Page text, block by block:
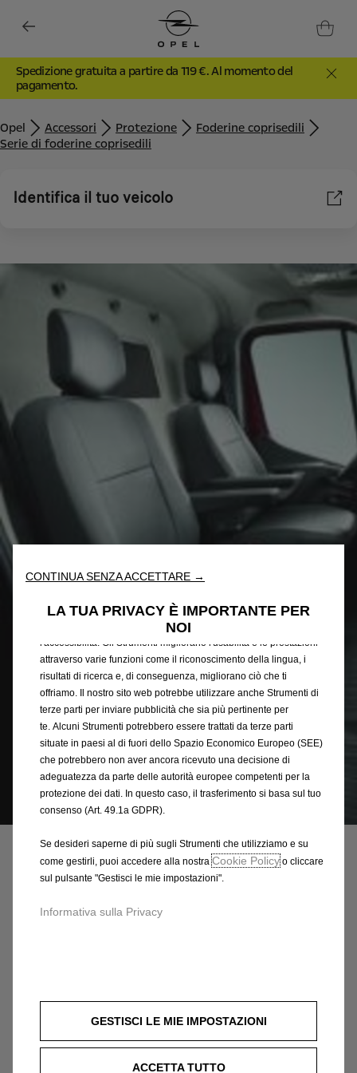
Spedizione gratuita a partire da 119 €. Al momento del
pagamento.
Opel Accessori Protezione
Foderine coprisedili
Serie di foderine coprisedili
Identifica il tuo veicolo
Codice 93167867
SERIE DI FODERINE
COPRISEDILI
AGGIUNGI AL CARRELLO
Compra ora, paga dopo
CONTINUA SENZA ACCETTARE →
LA TUA PRIVACY È IMPORTANTE PER
NOI
Utilizziamo cookie e/o altri strumenti di tracciamento (gli
nostro sito web. Essi ci consentono di fornirti funzionalità
fondamentali come la sicurezza, la gestione della rete e
l'accessibilità. Gli Strumenti migliorano l'usabilità e le prestazioni
attraverso varie funzioni come il riconoscimento della lingua, i
risultati di ricerca e, di conseguenza, migliorano ciò che ti
offriamo. Il nostro sito web potrebbe utilizzare anche Strumenti di
terze parti per inviare pubblicità che sia più pertinente per
te. Alcuni Strumenti potrebbero essere trattati da terze parti
situate in paesi al di fuori dello Spazio Economico Europeo (SEE)
che potrebbero non aver ancora ricevuto una decisione di
adeguatezza da parte delle autorità europee competenti per la
protezione dei dati. In questo caso, il trasferimento si basa sul tuo
consenso (Art. 49.1a GDPR).
Se desideri saperne di più sugli Strumenti che utilizziamo e su
come gestirli, puoi accedere alla nostraCookie Policyo cliccare
sul pulsante "Gestisci le mie impostazioni".
Informativa sulla Privacy
GESTISCI LE MIE IMPOSTAZIONI
ACCETTA TUTTO